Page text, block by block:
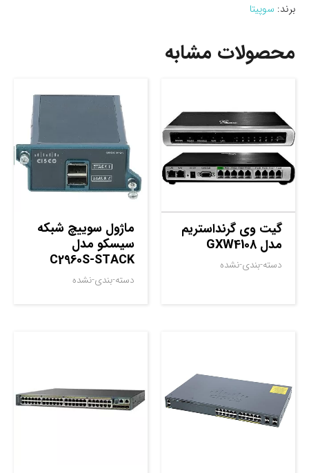
برند: سوپیتا
محصولات مشابه
گیت وی گرنداستریم
مدل GXW4108
دسته-بندی-نشده
ماژول سوييچ شبکه
سيسکو مدل
C2960S-STACK
دسته-بندی-نشده